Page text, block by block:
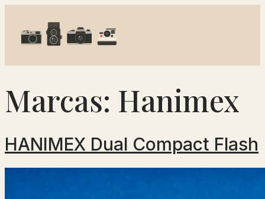
Marcas: Hanimex
HANIMEX Dual Compact Flash